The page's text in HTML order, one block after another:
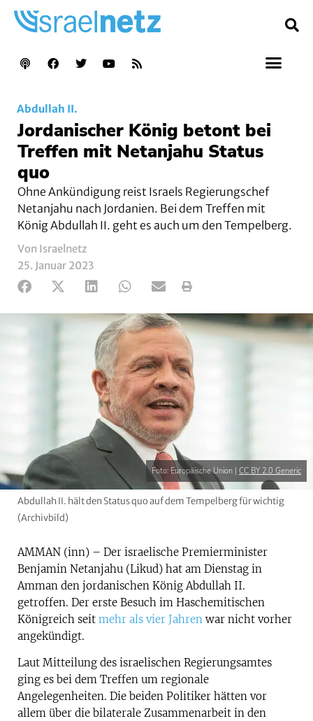
Abdullah II.
Jordanischer König betont bei
Treffen mit Netanjahu Status
quo
Ohne Ankündigung reist Israels Regierungschef
Netanjahu nach Jordanien. Bei dem Treffen mit
König Abdullah II. geht es auch um den Tempelberg.
Von Israelnetz
25. Januar 2023
Foto: Europäische Union | CC BY 2.0 Generic
Abdullah II. hält den Status quo auf dem Tempelberg für wichtig
(Archivbild)
AMMAN (inn) – Der israelische Premierminister
Benjamin Netanjahu (Likud) hat am Dienstag in
Amman den jordanischen König Abdullah II.
getroffen. Der erste Besuch im Haschemitischen
Königreich seit mehr als vier Jahren war nicht vorher
angekündigt.
Laut Mitteilung des israelischen Regierungsamtes
ging es bei dem Treffen um regionale
Angelegenheiten. Die beiden Politiker hätten vor
allem über die bilaterale Zusammenarbeit in den